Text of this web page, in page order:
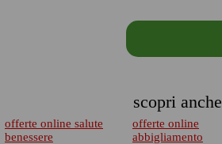
scopri anche
offerte online salute
benessere
offerte online
abbigliamento